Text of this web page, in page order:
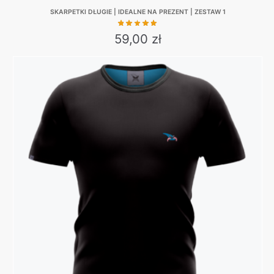
SKARPETKI DŁUGIE | IDEALNE NA PREZENT | ZESTAW 1
59,00 zł
product
has
options